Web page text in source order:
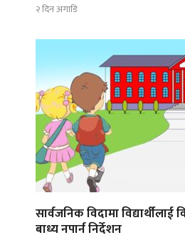
२ दिन अगाडि
सार्वजनिक विदामा विद्यार्थीलाई
बाध्य नपार्न निर्देशन